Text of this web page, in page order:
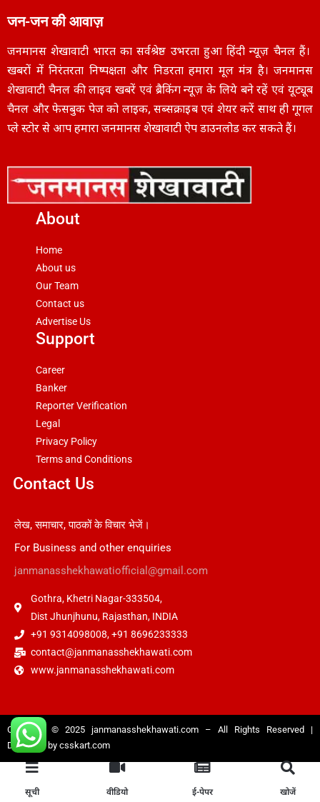
सूची वीडियो ई-पेपर खोजें
जन-जन की आवाज़
जनमानस शेखावाटी भारत का सर्वश्रेष्ठ उभरता हुआ हिंदी न्यूज़ चैनल हैं।
खबरों में निरंतरता निष्पक्षता और निडरता हमारा मूल मंत्र है। जनमानस
शेखावाटी चैनल की लाइव खबरें एवं ब्रैकिंग न्यूज़ के लिये बने रहें एवं यूट्यूब
चैनल और फेसबुक पेज को लाइक, सब्सक्राइब एवं शेयर करें साथ ही गूगल
प्ले स्टोर से आप हमारा जनमानस शेखावाटी ऐप डाउनलोड कर सकते हैं।
About
Home
About us
Our Team
Contact us
Advertise Us
Support
Career
Banker
Reporter Verification
Legal
Privacy Policy
Terms and Conditions
Contact Us
लेख, समाचार, पाठकों के विचार भेजें।
For Business and other enquiries
janmanasshekhawatiofficial@gmail.com
Gothra, Khetri Nagar-333504,
Dist Jhunjhunu, Rajasthan, INDIA
+91 9314098008, +91 8696233333
contact@janmanasshekhawati.com
www.janmanasshekhawati.com
Copyright © 2025 janmanasshekhawati.com – All Rights Reserved |
Designed by csskart.com